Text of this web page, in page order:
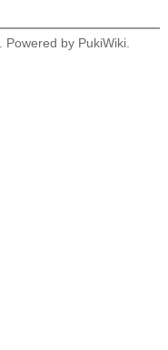
. Powered by PukiWiki.